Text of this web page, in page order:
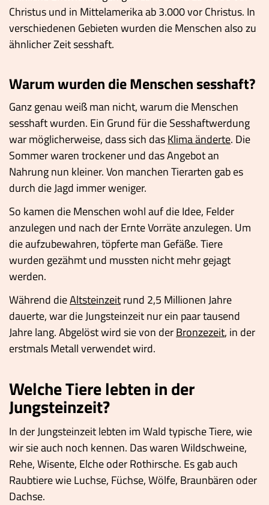
Christus und in Mittelamerika ab 3.000 vor Christus. In
verschiedenen Gebieten wurden die Menschen also zu
ähnlicher Zeit sesshaft.
Warum wurden die Menschen sesshaft?
Ganz genau weiß man nicht, warum die Menschen
sesshaft wurden. Ein Grund für die Sesshaftwerdung
war möglicherweise, dass sich dasKlima änderte. Die
Sommer waren trockener und das Angebot an
Nahrung nun kleiner. Von manchen Tierarten gab es
durch die Jagd immer weniger.
So kamen die Menschen wohl auf die Idee, Felder
anzulegen und nach der Ernte Vorräte anzulegen. Um
die aufzubewahren, töpferte man Gefäße. Tiere
wurden gezähmt und mussten nicht mehr gejagt
werden.
Während dieAltsteinzeitrund 2,5 Millionen Jahre
dauerte, war die Jungsteinzeit nur ein paar tausend
Jahre lang. Abgelöst wird sie von derBronzezeit, in der
erstmals Metall verwendet wird.
Welche Tiere lebten in der
Jungsteinzeit?
In der Jungsteinzeit lebten im Wald typische Tiere, wie
wir sie auch noch kennen. Das waren Wildschweine,
Rehe, Wisente, Elche oder Rothirsche. Es gab auch
Raubtiere wie Luchse, Füchse, Wölfe, Braunbären oder
Dachse.